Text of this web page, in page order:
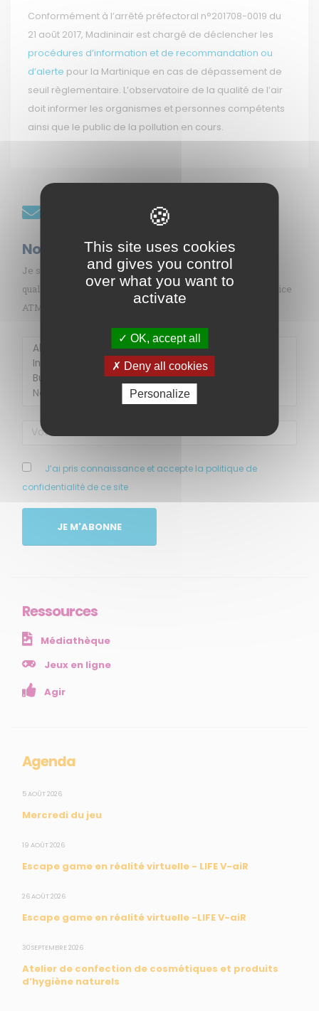
Conformément à l’arrêté préfectoral n°201708-0019 du
21 août 2017, Madininair est chargé de déclencher les
procédures d’information et de recommandation ou
d’alerte pour la Martinique en cas de dépassement de
seuil règlementaire. L’observatoire de la qualité de l’air
doit informer les organismes et personnes compétents
ainsi que le public de la pollution en cours.
Restez informés
Nos abonnements
Je souhaite recevoir gratuitement les informations sur la
qualité de l’air en Martinique par mail (alerte pollution, indice
ATMO, sargasses, newsletter, etc.)
J’ai pris connaissance et accepte la politique de
confidentialité de ce site
JE M'ABONNE
Ressources
Médiathèque
Jeux en ligne
Agir
Agenda
5 AOÛT 2026
Mercredi du jeu
19 AOÛT 2026
Escape game en réalité virtuelle - LIFE V-aiR
26 AOÛT 2026
Escape game en réalité virtuelle -LIFE V-aiR
30 SEPTEMBRE 2026
Atelier de confection de cosmétiques et produits
d’hygiène naturels
Membre de Agréé par
Accueil
Agir
NOS SERVICES
Presse
Mesures du réseau Sargasses
Open Data
CONTACT
Mail : info@madininair.fr
This site uses cookies
and gives you control
over what you want to
activate
OK, accept all
Deny all cookies
Personalize